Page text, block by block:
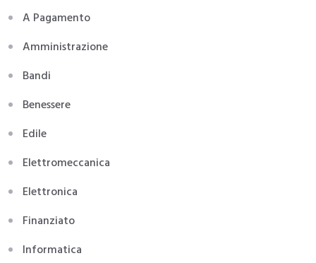
A Pagamento
Amministrazione
Bandi
Benessere
Edile
Elettromeccanica
Elettronica
Finanziato
Informatica